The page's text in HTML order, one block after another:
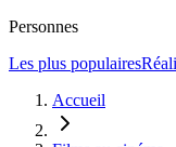
Personnes
Les plus populaires
Accueil